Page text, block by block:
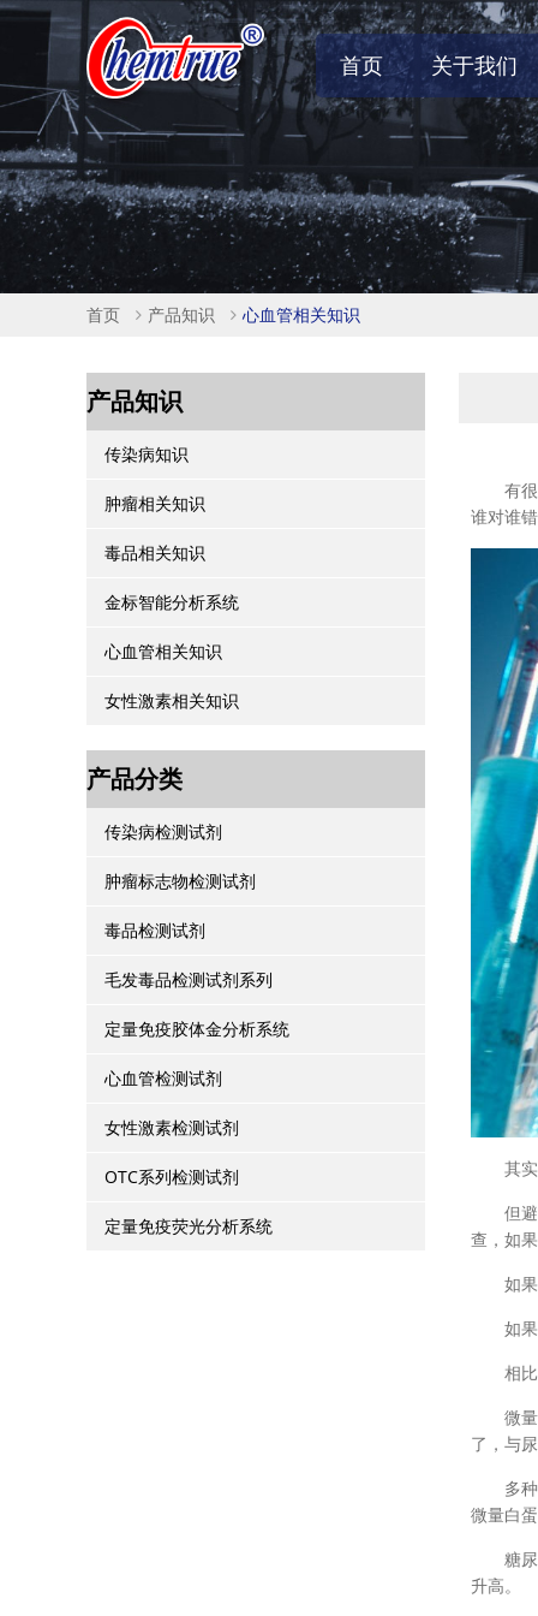
首页 关于我们
首页 产品知识 心血管相关知识
产品知识
传染病知识
肿瘤相关知识
毒品相关知识
金标智能分析系统
心血管相关知识
女性激素相关知识
产品分类
传染病检测试剂
肿瘤标志物检测试剂
毒品检测试剂
毛发毒品检测试剂系列
定量免疫胶体金分析系统
心血管检测试剂
女性激素检测试剂
OTC系列检测试剂
定量免疫荧光分析系统
有很
谁对谁
其实
但避
查，如
如果
如果
相比
微量
了，与
多种
微量白
糖尿
升高。